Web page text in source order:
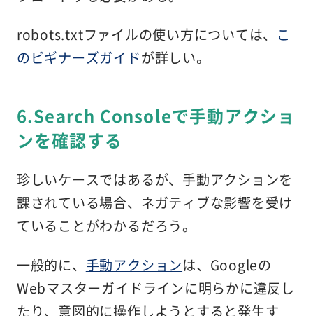
robots.txtファイルの使い方については、 こ
のビギナーズガイドが詳しい。
6.Search Consoleで手動アクショ
ンを確認する
珍しいケースではあるが、手動アクションを
課されている場合、ネガティブな影響を受け
ていることがわかるだろう。
一般的に、 手動アクションは、Googleの
Webマスターガイドラインに明らかに違反し
たり、意図的に操作しようとすると発生す